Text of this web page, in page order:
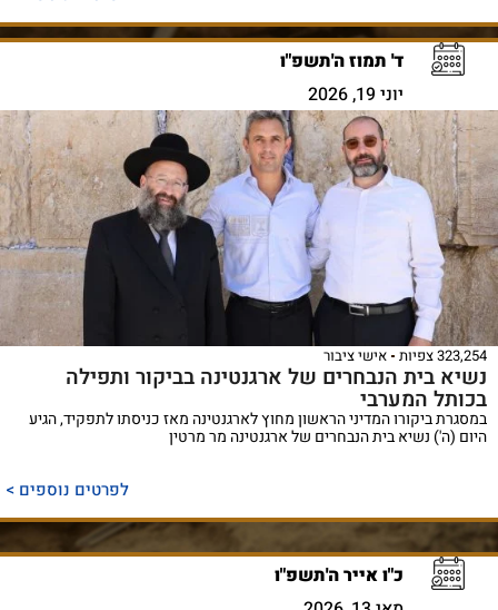
ד' תמוז ה'תשפ"ו
יוני 19, 2026
323,254 צפיות אישי ציבור
נשיא בית הנבחרים של ארגנטינה בביקור ותפילה
בכותל המערבי
במסגרת ביקורו המדיני הראשון מחוץ לארגנטינה מאז כניסתו לתפקיד, הגיע
היום (ה') נשיא בית הנבחרים של ארגנטינה מר מרטין
לפרטים נוספים >
כ"ו אייר ה'תשפ"ו